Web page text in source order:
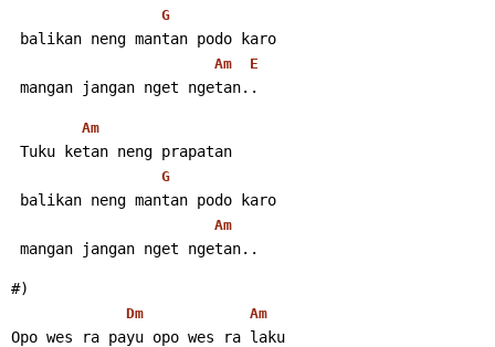
G
balikan neng mantan podo karo
Am E
mangan jangan nget ngetan..
Am
Tuku ketan neng prapatan
G
balikan neng mantan podo karo
Am
mangan jangan nget ngetan..
#)
Dm Am
Opo wes ra payu opo wes ra laku